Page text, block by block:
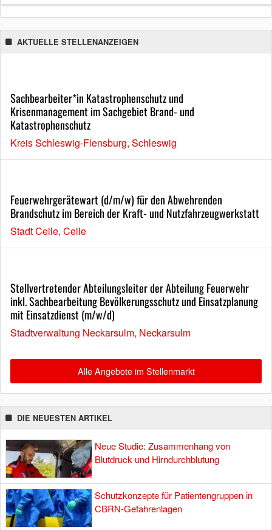
AKTUELLE STELLENANZEIGEN
Sachbearbeiter*in Katastrophenschutz und
Krisenmanagement im Sachgebiet Brand- und
Katastrophenschutz
Kreis Schleswig-Flensburg, Schleswig
Feuerwehrgerätewart (d/m/w) für den Abwehrenden
Brandschutz im Bereich der Kraft- und Nutzfahrzeugwerkstatt
Stadt Celle, Celle
Stellvertretender Abteilungsleiter der Abteilung Feuerwehr
inkl. Sachbearbeitung Bevölkerungsschutz und Einsatzplanung
mit Einsatzdienst (m/w/d)
Stadtverwaltung Neckarsulm, Neckarsulm
Alle Angebote im Stellenmarkt
DIE NEUESTEN ARTIKEL
Neue Studie: Zusammenhang von
Blutdruck und Hirndurchblutung
Schutzkonzepte für Patientengruppen in
CBRN-Gefahrenlagen